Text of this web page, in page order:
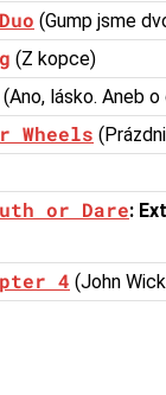
(Gump jsme
(Z kopce)
(Ano, lásko. Aneb
Wheels
or Dare:
4 (John